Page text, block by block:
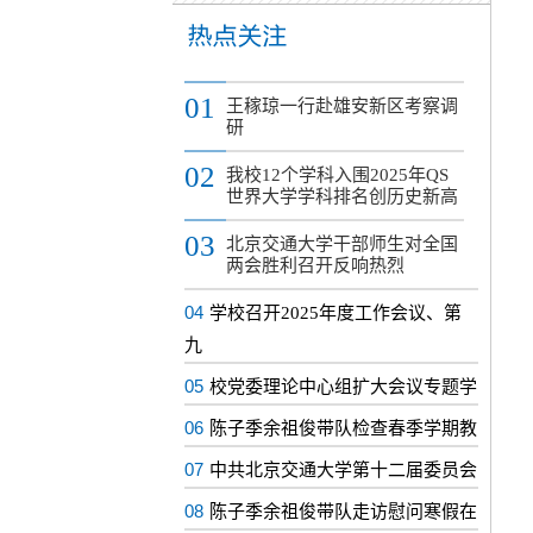
01
王稼琼一行赴雄安新区考察调
研
02
我校12个学科入围2025年QS
世界大学学科排名创历史新高
03
北京交通大学干部师生对全国
两会胜利召开反响热烈
04 学校召开2025年度工作会议、第
九
05 校党委理论中心组扩大会议专题学
06 陈子季余祖俊带队检查春季学期教
07 中共北京交通大学第十二届委员会
08 陈子季余祖俊带队走访慰问寒假在